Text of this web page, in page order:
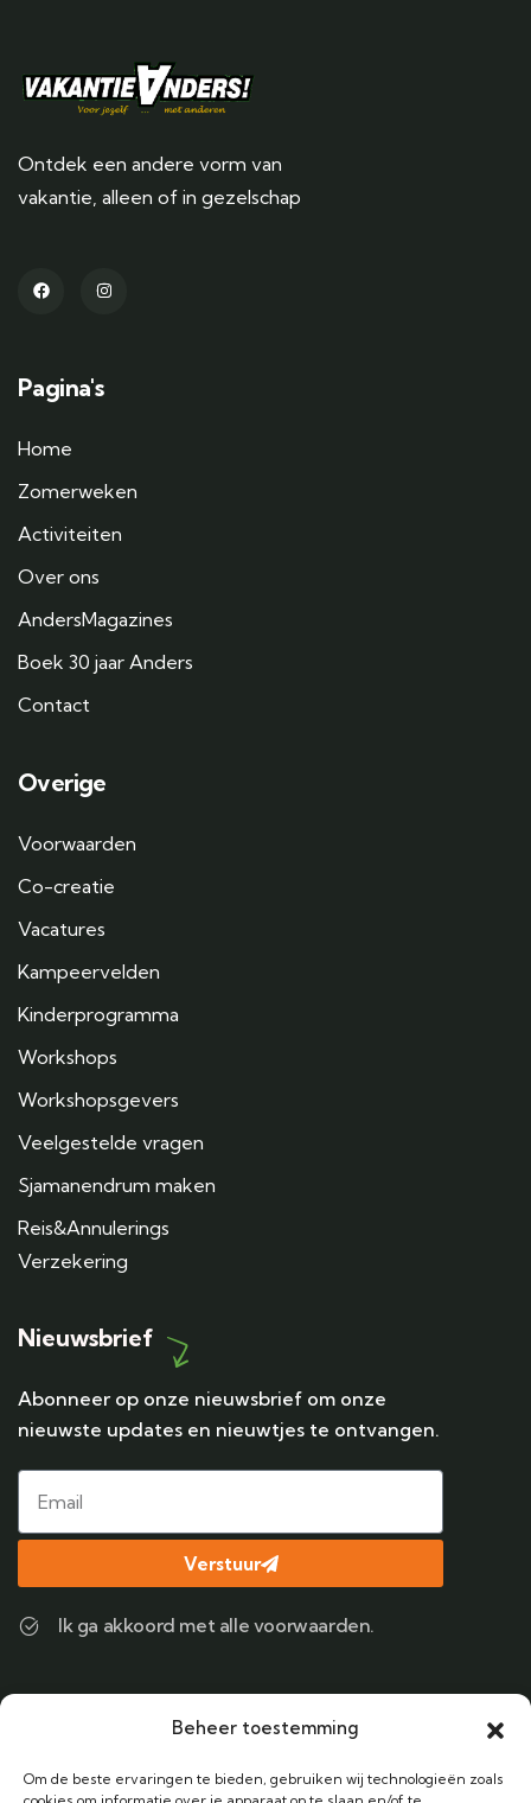
Beheer toestemming
Om de beste ervaringen te bieden, gebruiken wij technologieën zoals
Ontdek een andere vorm van
vakantie, alleen of in gezelschap
Pagina's
Home
Zomerweken
Activiteiten
Over ons
AndersMagazines
Boek 30 jaar Anders
Contact
Overige
Voorwaarden
Co-creatie
Vacatures
Kampeervelden
Kinderprogramma
Workshops
Workshopsgevers
Veelgestelde vragen
Sjamanendrum maken
Reis&Annulerings
Verzekering
Nieuwsbrief
Abonneer op onze nieuwsbrief om onze
nieuwste updates en nieuwtjes te ontvangen.
Verstuur
Ik ga akkoord met alle voorwaarden.
Bel ons